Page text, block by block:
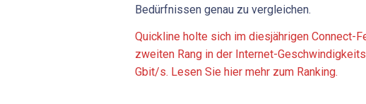
Bedürfnissen genau zu vergleichen.
Quickline holte sich im diesjährigen Connect-
zweiten Rang in der Internet-
Gbit/s. Lesen Sie hier mehr zum Ranking.